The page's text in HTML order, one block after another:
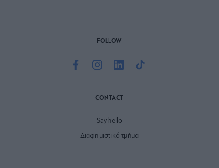
FOLLOW
CONTACT
Say hello
Διαφημιστικό τμήμα